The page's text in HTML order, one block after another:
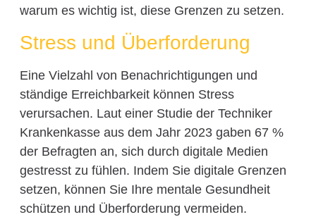
warum es wichtig ist, diese Grenzen zu setzen.
Stress und Überforderung
Eine Vielzahl von Benachrichtigungen und
ständige Erreichbarkeit können Stress
verursachen. Laut einer Studie der Techniker
Krankenkasse aus dem Jahr 2023 gaben 67 %
der Befragten an, sich durch digitale Medien
gestresst zu fühlen. Indem Sie digitale Grenzen
setzen, können Sie Ihre mentale Gesundheit
schützen und Überforderung vermeiden.